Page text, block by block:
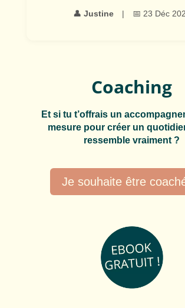
👤 Justine | 📅 23 Déc
Coaching
Et si tu t’offrais un
mesure pour créer un
ressemble vraiment ?
Je souhaite être